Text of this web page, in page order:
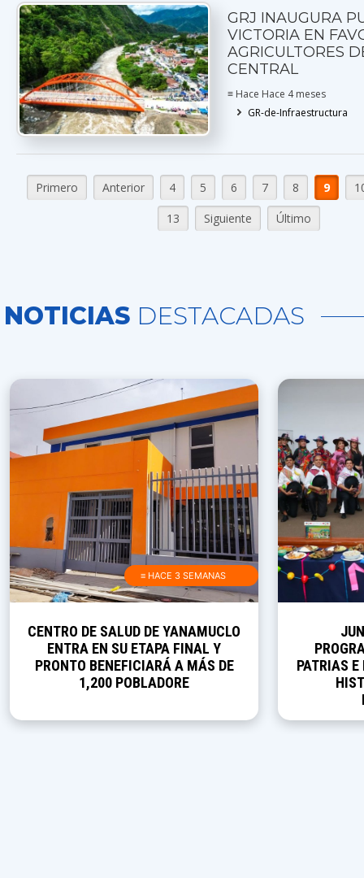
GRJ INAUGURA
VICTORIA EN
AGRICULTORES
CENTRAL
≡ Hace Hace 4 meses
GR-de-Infraestructura
Primero Anterior 4 5 6 7 8 9
13
Siguiente Último
NOTICIAS DESTACADAS
≡ HACE 3 SEMANAS
CENTRO DE SALUD DE YANAMUCLO
ENTRA EN SU ETAPA FINAL Y
PRONTO BENEFICIARÁ A MÁS DE
1,200 POBLADORE
PATRIAS